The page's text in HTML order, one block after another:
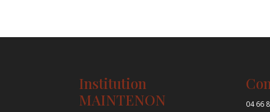
Institution
MAINTENON
04 66